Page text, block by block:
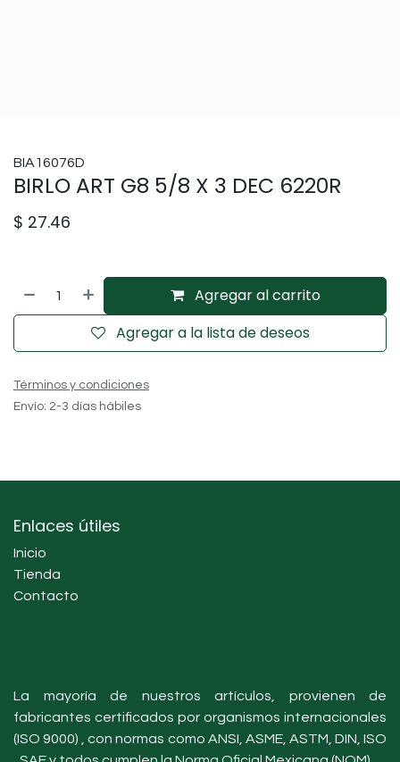
BIA16076D
BIRLO ART G8 5/8 X 3 DEC 6220R
$ 27.46
Agregar al carrito
Agregar a la lista de deseos
Términos y condiciones
Envío: 2-3 días hábiles
Enlaces útiles
Inicio
Tienda
Contacto
La mayoría de nuestros artículos, provienen de
fabricantes certificados por organismos internacionales
(ISO 9000) , con normas como ANSI, ASME, ASTM, DIN, ISO